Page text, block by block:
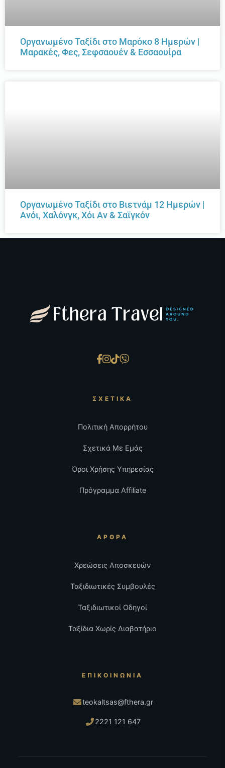
Οργανωμένο Ταξίδι στο Μαρόκο 8 Ημερών |
Μαρακές, Φες, Σεφσαουέν & Εσσαουίρα
Οργανωμένο Ταξίδι στο Βιετνάμ 12 Ημερών |
Ανόι, Χαλόνγκ, Χόι Αν & Σαϊγκόν
ΣΧΕΤΙΚΆ
Πολιτική Απορρήτου
Σχετικά Με Εμάς
Όροι Χρήσης Υπηρεσίας
Πρόγραμμα Affiliate
ΆΡΘΡΑ
Χρεώσεις Αποσκευών
Ταξιδιωτικές Συμβουλές
Ταξιδιωτικοί Οδηγοί
Ταξίδια Χωρίς Διαβατήριο
ΕΠΙΚΟΙΝΩΝΊΑ
teokaltsas@fthera.gr
2221 121 647